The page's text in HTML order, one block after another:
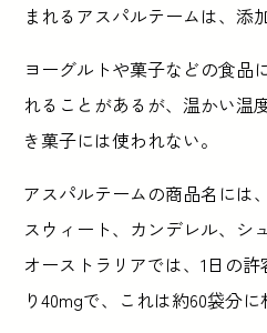
まれるアスパルテームは、添
ヨーグルトや菓子などの食品
れることがあるが、温かい温
き菓子には使われない。
アスパルテームの商品名には
スウィート、カンデレル、シ
オーストラリアでは、1日の
り40mgで、これは約60袋分に